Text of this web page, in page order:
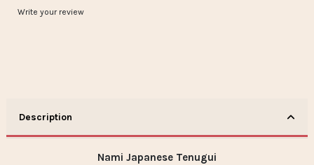
Write your review
Description
Nami Japanese Tenugui